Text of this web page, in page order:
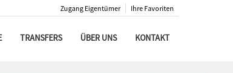
Ihre Favoriten
Zugang Eigentümer
TRANSFERS ÜBER UNS KONTAKT